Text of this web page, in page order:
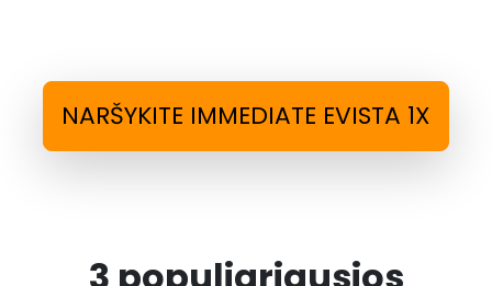
NARŠYKITE IMMEDIATE EVISTA 1X